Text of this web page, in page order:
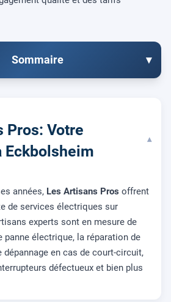
Sommaire ▾
Pros: Votre
Eckbolsheim
▾
années, Les Artisans Pros offrent
de services électriques sur
experts sont en mesure de
panne électrique, la réparation de
en cas de court-circuit,
défectueux et bien plus